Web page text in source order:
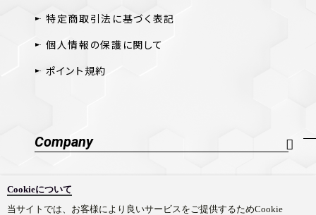
Cookieについて
当サイトでは、お客様により良いサービスをご提供するためCookie
特定商取引法に基づく表記
個人情報の保護に関して
ポイント規約
Company
会社概要
採用情報